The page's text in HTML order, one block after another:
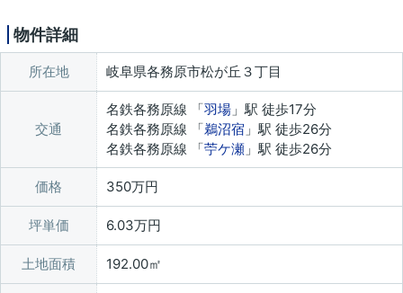
物件詳細
所在地 岐阜県各務原市松が丘３丁目
交通
名鉄各務原線 「羽場 」駅 徒歩17分
名鉄各務原線 「鵜沼宿 」駅 徒歩26分
名鉄各務原線 「苧ケ瀬 」駅 徒歩26分
価格 350万円
坪単価 6.03万円
土地面積 192.00㎡